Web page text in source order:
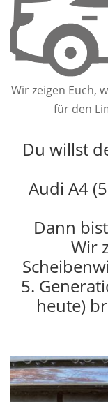
Wir zeigen Euch,
für den
Du willst
Audi A4
Dann
Wir
5.
heute)